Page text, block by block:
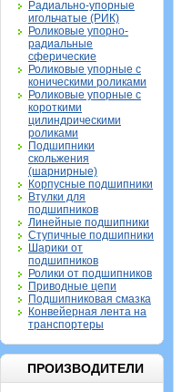
Радиально-упорные
игольчатые (РИК)
Роликовые упорно-
радиальные
сферические
Роликовые упорные с
коническими роликами
Роликовые упорные с
короткими
цилиндрическими
роликами
Подшипники
скольжения
(шарнирные)
Корпусные подшипники
Втулки для
подшипников
Линейные подшипники
Ступичные подшипники
Шарики от
подшипников
Ролики от подшипников
Приводные цепи
Подшипниковая смазка
Конвейерная лента на
транспортеры
ПРОИЗВОДИТЕЛИ